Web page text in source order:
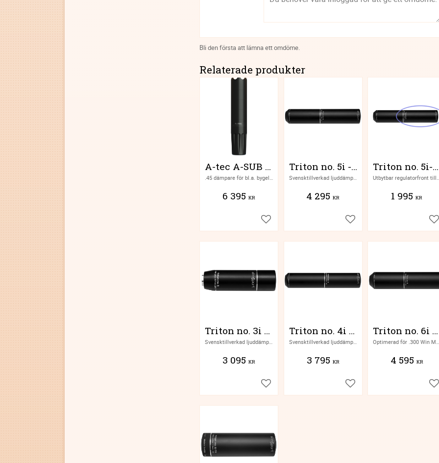
Bli den första att lämna ett omdöme.
Relaterade produkter
A-tec A-SUB 5 ljuddämpare 45-70
.45 dämpare för bl.a. bygelrepeter
6 395 KR
Lägg till i favoriter
Triton no. 5i - Hunting Performance
Svensktillverkad ljuddämpare för 5.7mm (.222) till 9,5mm
4 295 KR
Lägg till i favoriter
Triton no. 5i-front
Utbytbar regulatorfront
1 995 KR
Triton no. 3i - Small Caliber
Svensktillverkad ljuddämpare för PCC och andra lättare kalibrar
3 095 KR
Lägg till i favoriter
Triton no. 4i - Active Hunter
Svensktillverkad ljuddämpare för 5.7mm (.222) till 9,5mm
3 795 KR
Lägg till i favoriter
Triton no. 6i - Ultra Performance
Optimerad för .300 Win Mag och uppåt
4 595 KR